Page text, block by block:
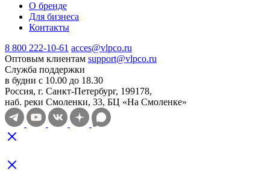
О бренде
Для бизнеса
Контакты
8 800 222-10-61 acces@vlpco.ru
Оптовым клиентам support@vlpco.ru
Служба поддержки
в будни с 10.00 до 18.30
Россия, г. Санкт-Петербург, 199178,
наб. реки Смоленки, 33, БЦ «На Смоленке»